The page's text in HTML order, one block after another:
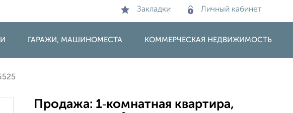
Закладки Личный кабинет
ГАРАЖИ, МАШИНОМЕСТА КОММЕРЧЕСКАЯ НЕДВИЖИМОСТЬ
Продажа: 1‑комнатная квартира,